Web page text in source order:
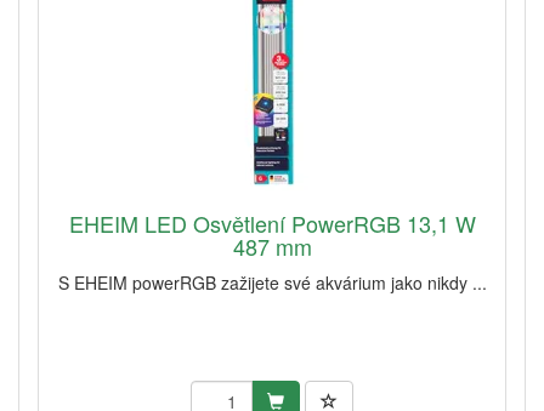
EHEIM LED Osvětlení PowerRGB 13,1 W
487 mm
S EHEIM powerRGB zažijete své akvárium jako nikdy ...